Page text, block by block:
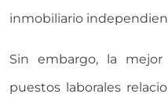
inmobiliario
Sin embargo, la
puestos laborales